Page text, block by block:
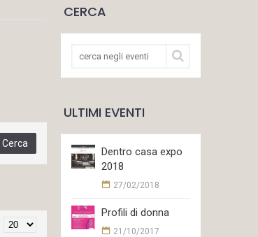
CERCA
ULTIMI EVENTI
Dentro casa expo
2018
27/02/2018
Profili di donna
21/10/2017